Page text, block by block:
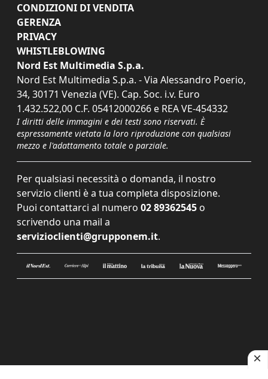
CONDIZIONI DI VENDITA
GERENZA
PRIVACY
WHISTLEBLOWING
Nord Est Multimedia S.p.a.
Nord Est Multimedia S.p.a. - Via Alessandro Poerio,
34, 30171 Venezia (VE). Cap. Soc. i.v. Euro
1.432.522,00 C.F. 05412000266 e REA VE-454332
I diritti delle immagini e dei testi sono riservati. È
espressamente vietata la loro riproduzione con qualsiasi
mezzo e l'adattamento totale o parziale.
Per qualsiasi necessità o domanda, il nostro
servizio clienti è a tua completa disposizione.
Puoi contattarci al numero 02 89362545 o
scrivendo una mail a
servizioclienti@grupponem.it.